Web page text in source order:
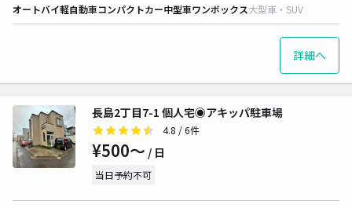
オートバイ軽自動車コンパクトカー中型車ワンボックス大型車・SUV
詳細へ
長島2丁目7-1 個人宅◉アキッパ駐車場
4.8 / 6件
¥500〜 / 日
当日予約不可